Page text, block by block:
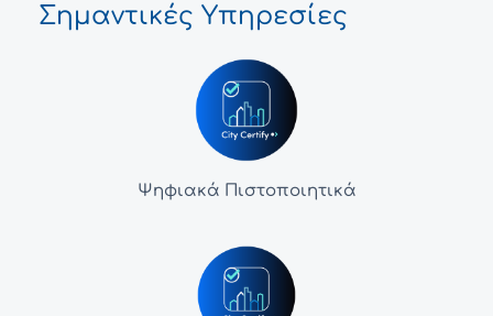
Σημαντικές Υπηρεσίες
Ψηφιακά Πιστοποιητικά